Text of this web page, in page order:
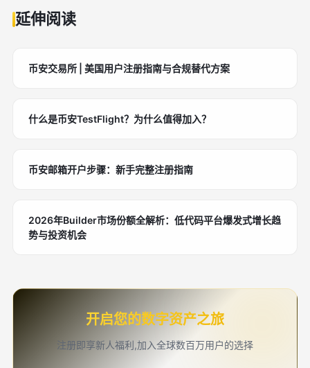
延伸阅读
币安交易所 | 美国用户注册指南与合规替代方案
什么是币安TestFlight？为什么值得加入？
币安邮箱开户步骤：新手完整注册指南
2026年Builder市场份额全解析：低代码平台爆发式增长趋
势与投资机会
开启您的数字资产之旅
注册即享新人福利,加入全球数百万用户的选择